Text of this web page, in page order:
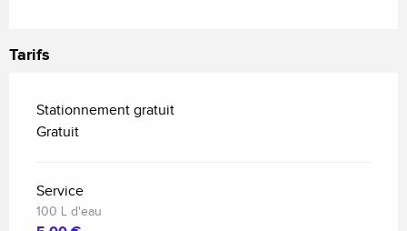
Tarifs
Stationnement gratuit
Gratuit
Service
100 L d'eau